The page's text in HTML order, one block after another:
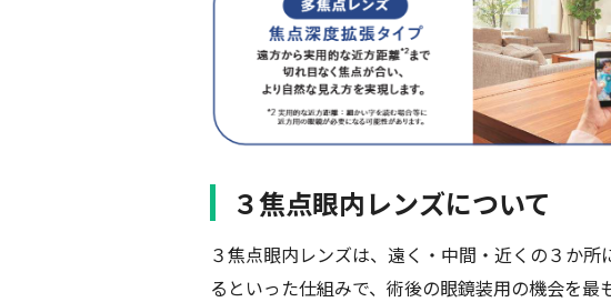
３焦点眼内レンズについて
３焦点眼内レンズは、遠く・中間・近くの３か
るといった仕組みで、術後の眼鏡装用の機会を